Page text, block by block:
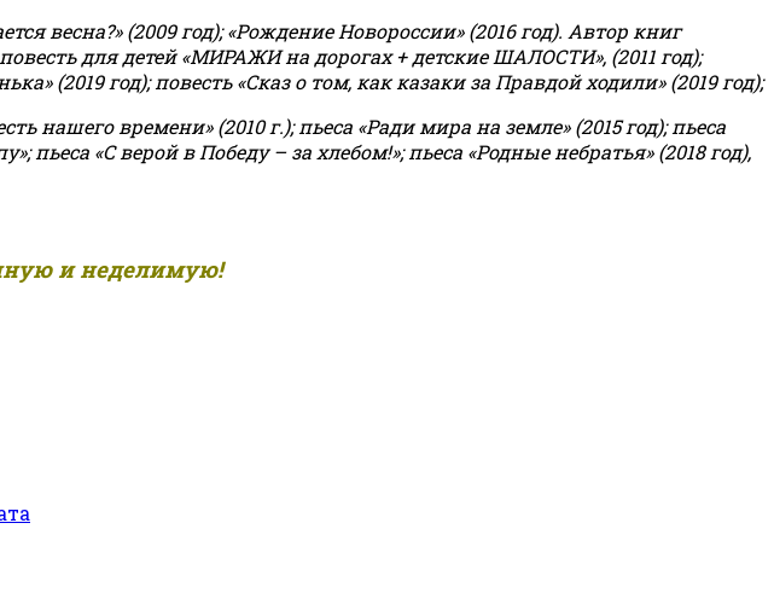
весна?» (2009 год); «Рождение Новороссии» (2016 год). Автор книг
для детей «МИРАЖИ на дорогах + детские ШАЛОСТИ», (2011 год);
(2019 год); повесть «Сказ о том, как казаки за Правдой ходили» (2019 год);
нашего времени» (2010 г.); пьеса «Ради мира на земле» (2015 год); пьеса
пьеса «С верой в Победу – за хлебом!»;пьеса «Родные небратья» (2018 год),
и неделимую!